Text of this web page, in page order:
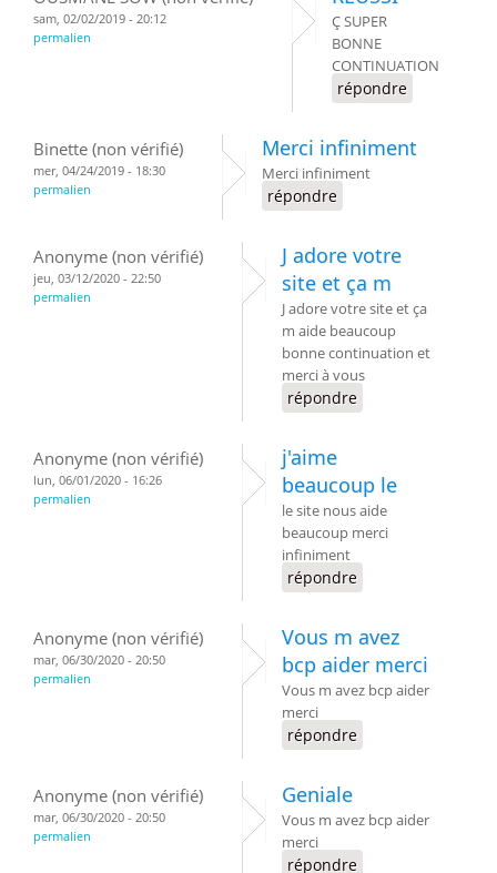
sam, 02/02/2019 - 20:12
permalien
Ç SUPER
BONNE
CONTINUATION
répondre
Binette (non vérifié)
mer, 04/24/2019 - 18:30
permalien
Merci infiniment
Merci infiniment
répondre
Anonyme (non vérifié)
jeu, 03/12/2020 - 22:50
permalien
J adore votre
site et ça m
J adore votre site et ça
m aide beaucoup
bonne continuation et
merci à vous
répondre
Anonyme (non vérifié)
lun, 06/01/2020 - 16:26
permalien
j'aime
beaucoup le
le site nous aide
beaucoup merci
infiniment
répondre
Anonyme (non vérifié)
mar, 06/30/2020 - 20:50
permalien
Vous m avez
bcp aider merci
Vous m avez bcp aider
merci
répondre
Anonyme (non vérifié)
mar, 06/30/2020 - 20:50
permalien
Geniale
Vous m avez bcp aider
merci
répondre